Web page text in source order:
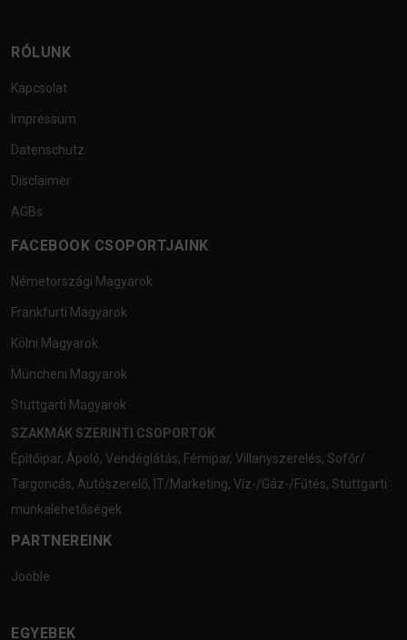
RÓLUNK
Kapcsolat
Impressum
Datenschutz
Disclaimer
AGBs
FACEBOOK CSOPORTJAINK
Németországi Magyarok
Frankfurti Magyarok
Kölni Magyarok
Müncheni Magyarok
Stuttgarti Magyarok
SZAKMÁK SZERINTI CSOPORTOK
Építőipar, Ápoló, Vendéglátás, Fémipar, Villanyszerelés, Sofőr/
Targoncás, Autószerelő, IT/Marketing, Víz-/Gáz-/Fűtés, Stuttgarti
munkalehetőségek
PARTNEREINK
Jooble
EGYEBEK